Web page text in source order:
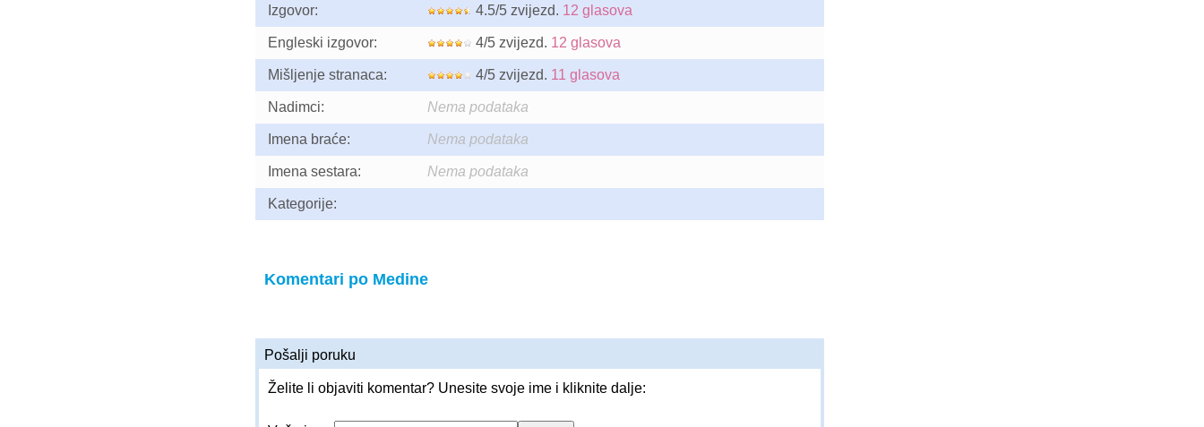
Izgovor: 4.5/5 zvijezd. 12 glasova
Engleski izgovor: 4/5 zvijezd. 12 glasova
Mišljenje stranaca: 4/5 zvijezd. 11 glasova
Nadimci: Nema podataka
Imena braće: Nema podataka
Imena sestara: Nema podataka
Kategorije:
Komentari po Medine
Pošalji poruku
Želite li objaviti komentar? Unesite svoje ime i kliknite dalje: